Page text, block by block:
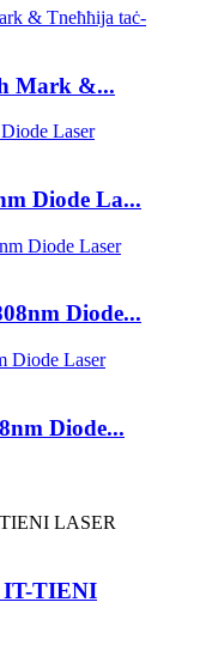
Mark &...
Diode La...
Diode...
Diode...
IT-TIENI